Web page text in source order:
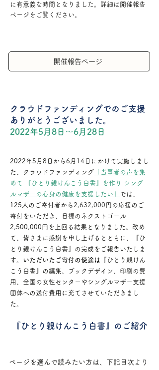
に有意義な時間となりました。詳細は開催報告
ページをご覧ください。
開催報告ページ
クラウドファンディングでのご支援
ありがとうございました。
2022年5月8日〜6月28日
2022年5月8日から6月14日にかけて実施しまし
た、クラウドファンディング 「当事者の声を集
めて 『ひとり親けんこう白書』を作り シング
ルマザーの心身の健康を支援したい」
では、
125人のご寄付者から2,632,000円の応援のご
寄付をいただき、目標のネクストゴール
2,500,000円を上回る結果となりました。改め
て、皆さまに感謝を申し上げるとともに、『ひ
とり親けんこう白書』の完成をご報告いたしま
す。 いただいたご寄付の使途は 『ひとり親けん
こう白書』の編集、ブックデザイン、印刷の費
用、全国の女性センターやシングルマザー支援
団体への送付費用に充てさせていただきまし
た。
『ひとり親けんこう白書』のご紹介
ページを選んで読みたい方は、下記目次より